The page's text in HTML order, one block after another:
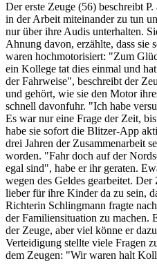
Der erste Zeuge (56) beschreibt
in der Arbeit miteinander zu tun
nur über ihre Audis unterhalten.
Ahnung davon, erzählte, dass sie
waren hochmotorisiert: "Zum
ein Kollege tat dies einmal und
der Fahrweise", beschreibt der
und gehört, wie sie den Motor
schnell davonfuhr. "Ich habe
Es war nur eine Frage der Zeit,
habe sie sofort die Blitzer-App
drei Jahren der Zusammenarbeit
worden. "Fahr doch auf der
egal sind", habe er ihr geraten.
wegen des Geldes gearbeitet.
lieber für ihre Kinder da zu sein,
Richterin Schlingmann fragte
der Familiensituation zu machen.
der Zeuge, aber viel könne er
Verteidigung stellte viele Fragen
dem Zeugen: "Wir waren halt